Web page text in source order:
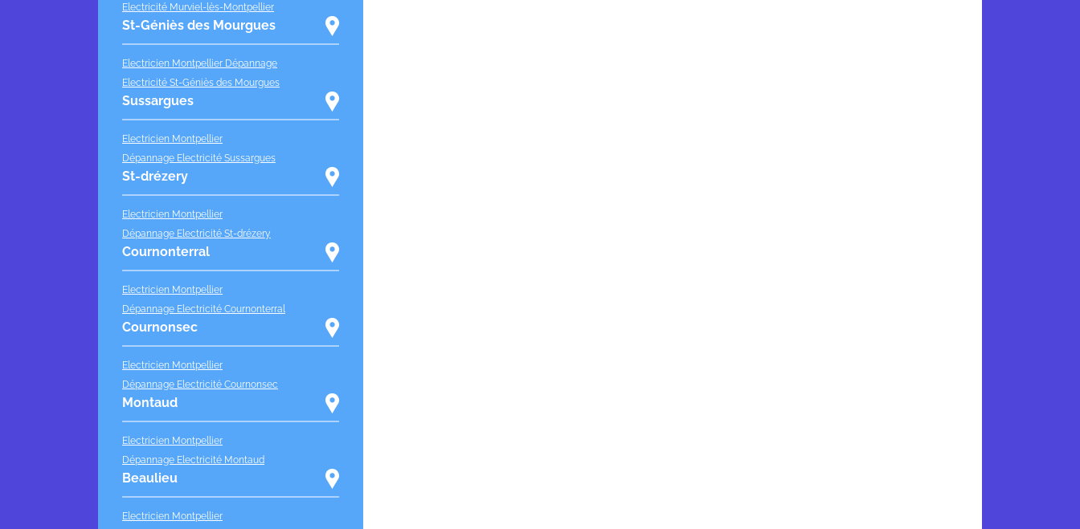
Electricité Murviel-lès-Montpellier
St-Géniès des Mourgues
Electricien Montpellier Dépannage
Electricité St-Géniès des Mourgues
Sussargues
Electricien Montpellier
Dépannage Electricité Sussargues
St-drézery
Electricien Montpellier
Dépannage Electricité St-drézery
Cournonterral
Electricien Montpellier
Dépannage Electricité Cournonterral
Cournonsec
Electricien Montpellier
Dépannage Electricité Cournonsec
Montaud
Electricien Montpellier
Dépannage Electricité Montaud
Beaulieu
Electricien Montpellier